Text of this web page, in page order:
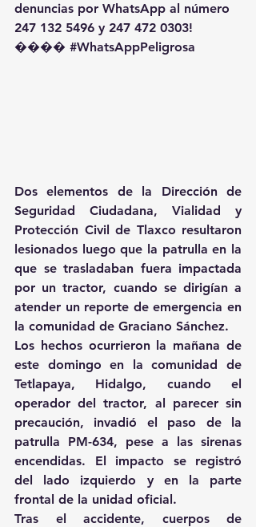
denuncias por WhatsApp al número
247 132 5496 y 247 472 0303!
��️�� #WhatsAppPeligrosa
Dos elementos de la Dirección de
Seguridad Ciudadana, Vialidad y
Protección Civil de Tlaxco resultaron
lesionados luego que la patrulla en la
que se trasladaban fuera impactada
por un tractor, cuando se dirigían a
atender un reporte de emergencia en
la comunidad de Graciano Sánchez.
Los hechos ocurrieron la mañana de
este domingo en la comunidad de
Tetlapaya, Hidalgo, cuando el
operador del tractor, al parecer sin
precaución, invadió el paso de la
patrulla PM-634, pese a las sirenas
encendidas. El impacto se registró
del lado izquierdo y en la parte
frontal de la unidad oficial.
Tras el accidente, cuerpos de